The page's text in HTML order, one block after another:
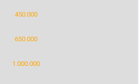
450.000
650.000
1.000.000